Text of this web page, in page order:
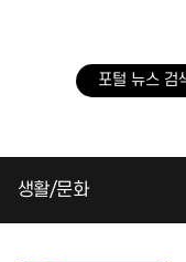
생활/문화